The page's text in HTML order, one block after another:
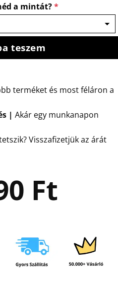
a mintát?*
teszem
terméket és most féláron a
| Akár egy munkanapon
Visszafizetjük az árát
Ft